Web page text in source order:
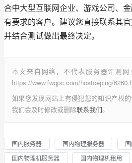
合中大型互联网企业、游戏公司、
有要求的客户。建议您直接联系其官
并结合测试做出最终决定。
本文来自网络，不代表服务器评测网
https://www.fwqpc.com/hostceping/
如果您发现网站上有侵犯您的知识产权的
我们会及时修改或删除联系我们。
国内服务器 国内物理服务器
国内物理机服务器
国内物理机租用